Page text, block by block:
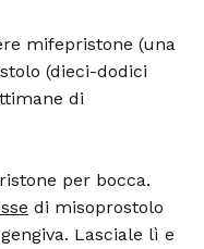
mifepristone (una
(dieci-dodici
di
per bocca.
di misoprostolo
Lasciale lì e